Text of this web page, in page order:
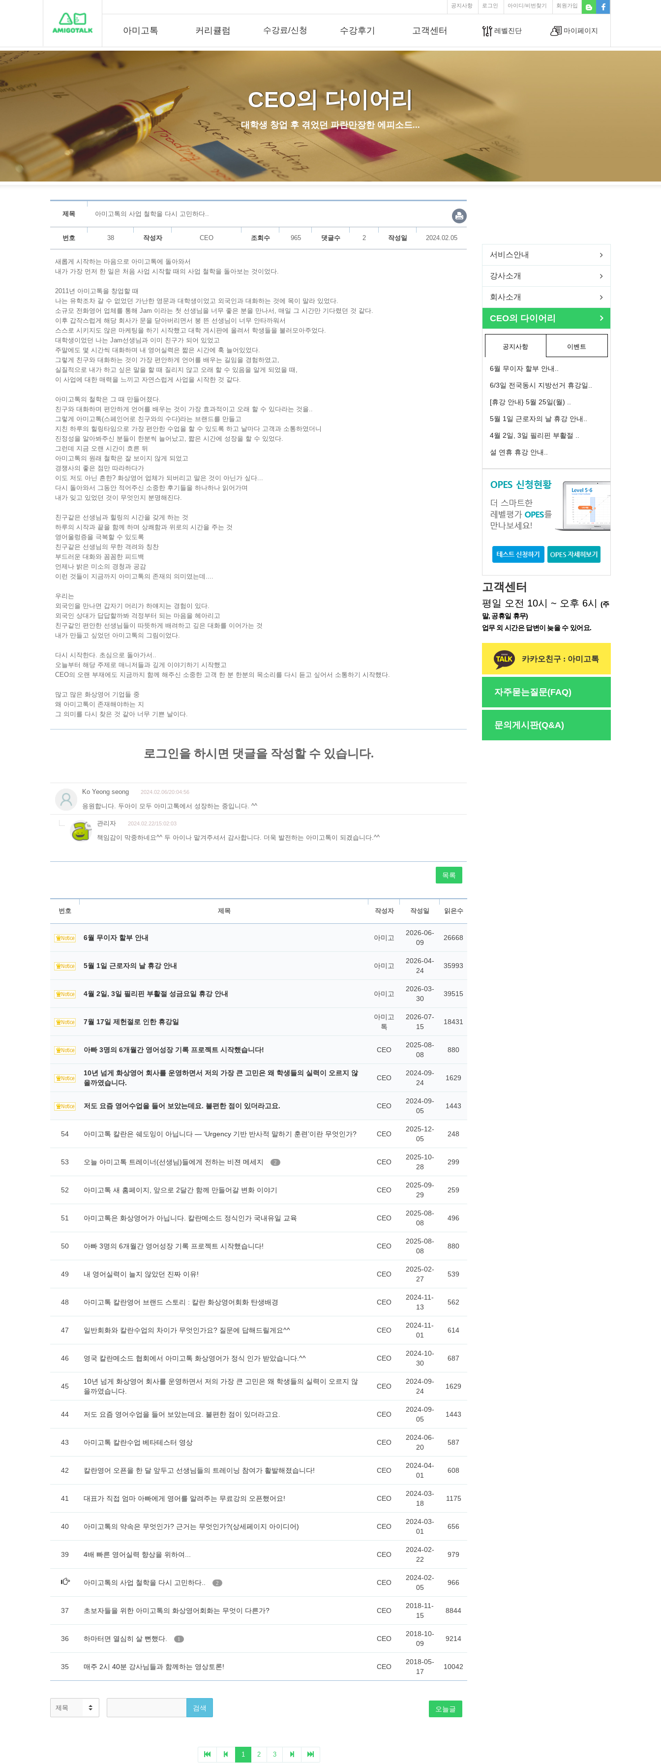
공지사항 로그인 아이디/비번찾기 회원가입
아미고톡 커리큘럼 수강료/신청 수강후기 고객센터 레벨진단 마이페이지
CEO의 다이어리
대학생 창업 후 겪었던 파란만장한 에피소드...
제목 아미고톡의 사업 철학을 다시 고민하다..
번호 38 작성자 CEO 조회수 965 댓글수 2 작성일 2024.02.05
새롭게 시작하는 마음으로 아미고톡에 돌아와서
내가 가장 먼저 한 일은 처음 사업 시작할 때의 사업 철학을 돌아보는 것이었다.
2011년 아미고톡을 창업할 때
나는 유학조차 갈 수 없었던 가난한 영문과 대학생이었고 외국인과 대화하는 것에 목이 말라 있었다.
소규모 전화영어 업체를 통해 Jam 이라는 첫 선생님을 너무 좋은 분을 만나서, 매일 그 시간만 기다렸던 것 같다.
이후 갑작스럽게 해당 회사가 문을 닫아버리면서 붕 뜬 선생님이 너무 안타까워서
스스로 시키지도 않은 마케팅을 하기 시작했고 대학 게시판에 올려서 학생들을 불러모아주었다.
대학생이었던 나는 Jam선생님과 이미 친구가 되어 있었고
주말에도 몇 시간씩 대화하며 내 영어실력은 짧은 시간에 훅 늘어있었다.
그렇게 친구와 대화하는 것이 가장 편안하게 언어를 배우는 길임을 경험하였고,
실질적으로 내가 하고 싶은 말을 할 때 질리지 않고 오래 할 수 있음을 알게 되었을 때,
이 사업에 대한 매력을 느끼고 자연스럽게 사업을 시작한 것 같다.
아미고톡의 철학은 그 때 만들어졌다.
친구와 대화하며 편안하게 언어를 배우는 것이 가장 효과적이고 오래 할 수 있다라는 것을..
그렇게 아미고톡(스페인어로 친구와의 수다)라는 브랜드를 만들고
지친 하루의 힐링타임으로 가장 편안한 수업을 할 수 있도록 하고 날마다 고객과 소통하였더니
진정성을 알아봐주신 분들이 한분씩 늘어났고, 짧은 시간에 성장을 할 수 있었다.
그런데 지금 오랜 시간이 흐른 뒤
아미고톡의 원래 철학은 잘 보이지 않게 되었고
경쟁사의 좋은 점만 따라하다가
이도 저도 아닌 흔한? 화상영어 업체가 되버리고 말은 것이 아닌가 싶다...
다시 돌아와서 그동안 적어주신 소중한 후기들을 하나하나 읽어가며
내가 잊고 있었던 것이 무엇인지 분명해진다.
친구같은 선생님과 힐링의 시간을 갖게 하는 것
하루의 시작과 끝을 함께 하며 상쾌함과 위로의 시간을 주는 것
영어울렁증을 극복할 수 있도록
친구같은 선생님의 무한 격려와 칭찬
부드러운 대화와 꼼꼼한 피드백
언제나 밝은 미소의 경청과 공감
이런 것들이 지금까지 아미고톡의 존재의 의미였는데....
우리는
외국인을 만나면 갑자기 머리가 하얘지는 경험이 있다.
외국인 상대가 답답할까봐 걱정부터 되는 마음을 헤아리고
친구같인 편안한 선생님들이 따뜻하게 배려하고 깊은 대화를 이어가는 것
내가 만들고 싶었던 아미고톡의 그림이었다.
다시 시작한다. 초심으로 돌아가서..
오늘부터 해당 주제로 매니저들과 깊게 이야기하기 시작했고
CEO의 오랜 부재에도 지금까지 함께 해주신 소중한 고객 한 분 한분의 목소리를 다시 듣고 싶어서 소통하기 시작했다.
많고 많은 화상영어 기업들 중
왜 아미고톡이 존재해야하는 지
그 의미를 다시 찾은 것 같아 너무 기쁜 날이다.
목록
서비스안내
강사소개
회사소개
CEO의 다이어리
공지사항 이벤트
6월 무이자 할부 안내..
6/3일 전국동시 지방선거 휴강일..
[휴강 안내} 5월 25일(월) ..
5월 1일 근로자의 날 휴강 안내..
4월 2일, 3일 필리핀 부활절 ..
설 연휴 휴강 안내..
고객센터
평일 오전 10시 ~ 오후 6시
(주
말, 공휴일 휴무)
업무 외 시간은 답변이 늦을 수 있어요.
카카오친구 : 아미고톡
자주묻는질문(FAQ)
문의게시판(Q&A)